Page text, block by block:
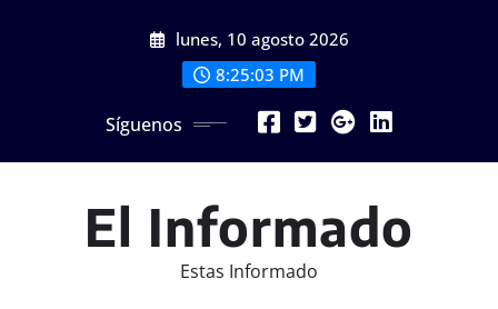
lunes, 10 agosto 2026
8:25:05 PM
Síguenos
El Informado
Estas Informado